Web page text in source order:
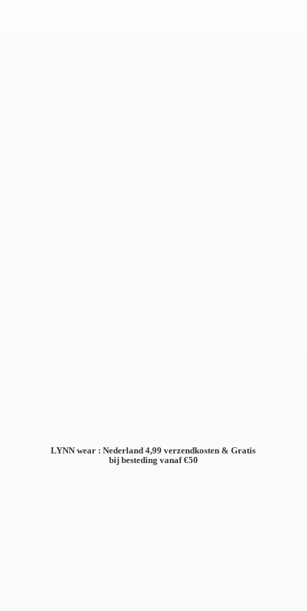
LYNN wear : Nederland 4,99 verzendkosten & Gratis
bij besteding vanaf €50